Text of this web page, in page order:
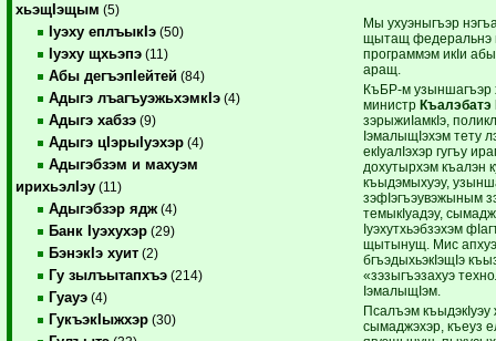
хьэщIэщым (5)
Iуэху еплъыкIэ (50)
Iуэху щхьэпэ (11)
Абы дегъэпIейтей (84)
Адыгэ лъагъуэжьхэмкIэ (4)
Адыгэ хабзэ (9)
Адыгэ цIэрыIуэхэр (4)
Адыгэбзэм и махуэм
ирихьэлIэу (11)
Адыгэбзэр ядж (4)
Банк Iуэхухэр (29)
БэнэкIэ хуит (2)
Гу зылъытапхъэ (214)
Гуауэ (4)
ГукъэкIыжхэр (30)
Мы ухуэныгъэр
щытащ федеральнэ
программэм икIи абы
аращ.
КъБР-м узыншагъэр
министрКъалэбатэ
зэрыжиIамкIэ,
IэмалыщIэхэм тету
екIуалIэхэр гугъу
дохутырхэм къалэн
къыдэмыхуэу,
зэфIэгъэувэжыным
темыкIуадэу,
Iуэхутхьэбзэхэм
щытынущ. Мис
бгъэдыхьэкIэщIэ
«зэзыгъэзахуэ
IэмалыщIэм.
Псалъэм
сымаджэхэр, къеуз